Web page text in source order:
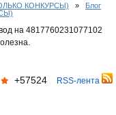
КОНКУРСЫ) » Блог
на 4817760231077102
+57524 RSS-лента